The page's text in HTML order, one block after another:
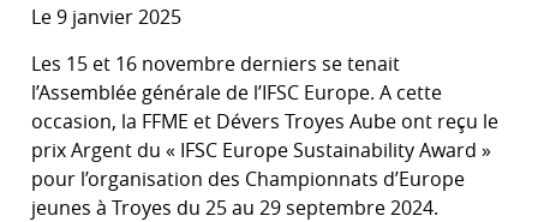
Le 9 janvier 2025
Les 15 et 16 novembre derniers se tenait
l’Assemblée générale de l’IFSC Europe. A cette
occasion, la FFME et Dévers Troyes Aube ont reçu le
prix Argent du « IFSC Europe Sustainability Award »
pour l’organisation des Championnats d’Europe
jeunes à Troyes du 25 au 29 septembre 2024.